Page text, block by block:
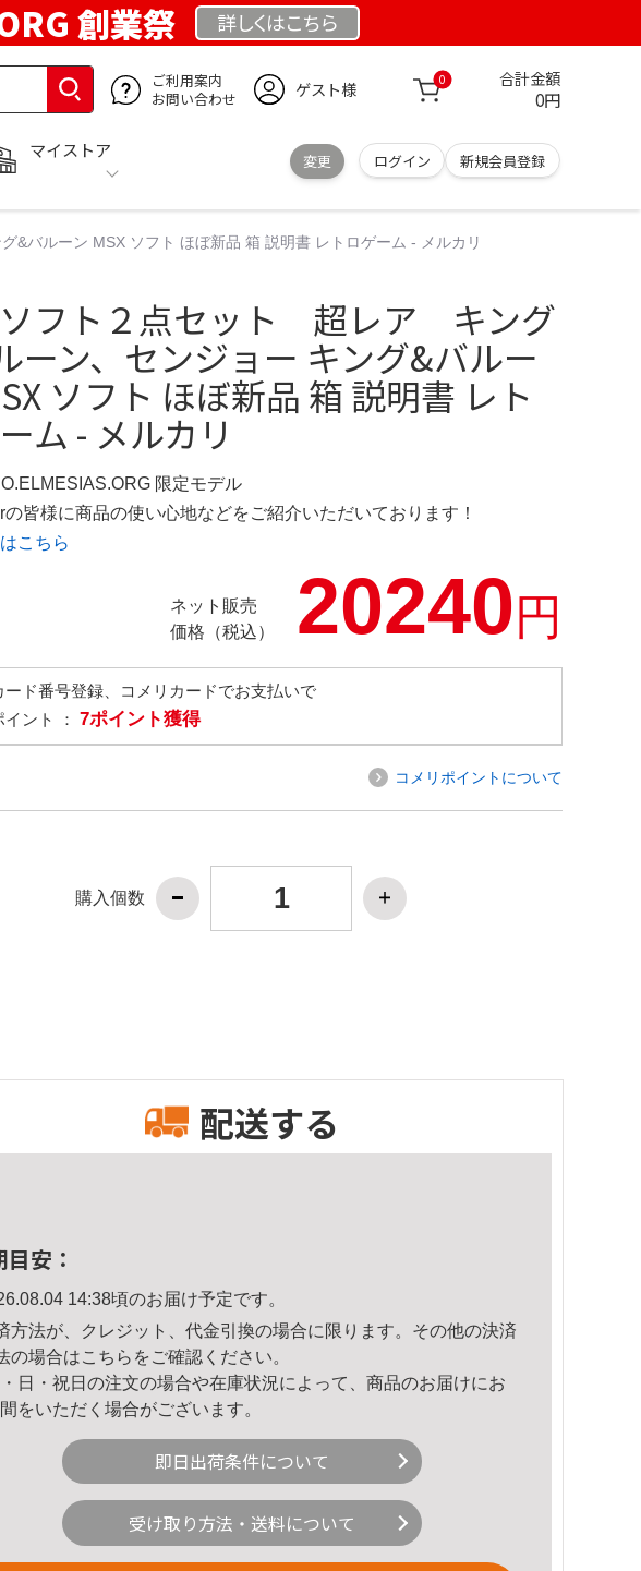
創業祭 詳しくはこちら
ご利用案内
お問い合わせ
ゲスト様 0 合計金額
0円
マイストア
変更 ログイン 新規会員登録
バルーン MSX ソフト ほぼ新品 箱 説明書 レトロゲーム - メルカリ
ソフト２点セット 超レア キング
ーン、センジョー キング&バルー
ソフト ほぼ新品 箱 説明書 レト
ム - メルカリ
限定モデル
の皆様に商品の使い心地などをご紹介いただいております！
こちら
ネット販売
価格（税込）
20240円
ード番号登録、コメリカードでお支払いで
ント ： 7ポイント獲得
コメリポイントについて
購入個数
配送する
安：
14:38頃のお届け予定です。
方法が、クレジット、代金引換の場合に限ります。その他の決済
の場合はこちら をご確認ください。
日・祝日の注文の場合や在庫状況によって、商品のお届けにお
をいただく場合がございます。
即日出荷条件について
受け取り方法・送料について